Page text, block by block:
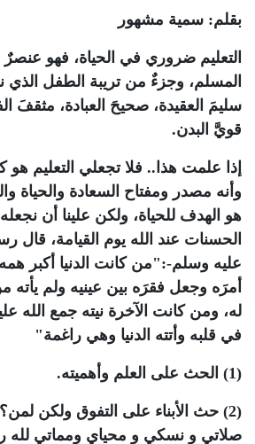
بقلم: سمية مشهور
التعليم ضروري في الحياة، فهو
المسلم، وجزءٌ من تريبة الطفل الذي
سليمَ العقيدة، صحيحَ العبادة، مثقفَ
قويَّ البدن.
إذا علمت هذا.. فلا تجعلي التعليم
وأنه مصدر ومفتاح السعادة والحياة
هو الهدف للحياة، ولكن علينا أن
الحسنات عند الله يوم القيامة، قال
عليه وسلم-:"من كانت الدنيا أكبر
أمرَه وجعل فقرَه بين عينيه ولم يأته
له، ومن كانت الآخرة نيته جمع الله
في قلبه وأتته الدنيا وهي راغمة"
(1) الحث على العلم وأهميته.
(2) حث الأبناء على التفوق ولكن لمن؟! لله..
صلاتي و نسكي و محياي ومماتي لله